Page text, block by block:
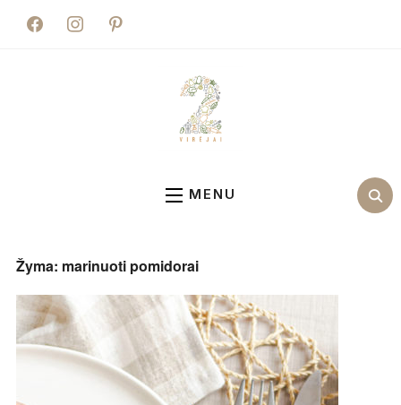
facebookinstagrampinterest
MENU
Žyma: marinuoti pomidorai